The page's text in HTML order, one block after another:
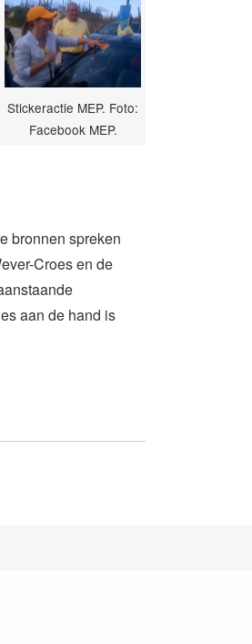
Stickeractie MEP. Foto:
Facebook MEP.
bronnen spreken
Croes en de
aan de hand is